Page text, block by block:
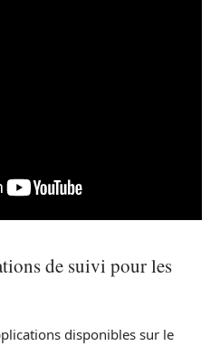
de suivi pour les
disponibles sur le